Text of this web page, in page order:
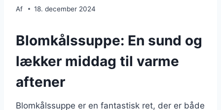
Af 18. december 2024
Blomkålssuppe: En sund og
lækker middag til varme
aftener
Blomkålssuppe er en fantastisk ret, der er både